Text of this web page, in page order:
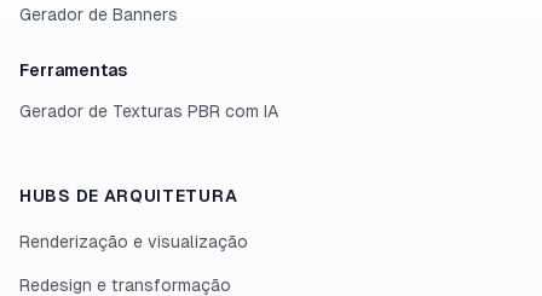
Gerador de Banners
Ferramentas
Gerador de Texturas PBR com IA
HUBS DE ARQUITETURA
Renderização e visualização
Redesign e transformação